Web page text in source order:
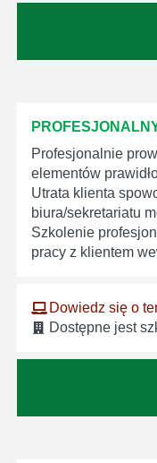
Profesjonalnie
elementów
Utrata klienta
biura/sekretariatu
Szkolenie
pracy z klientem
Dowiedz się o
Dostępne jest